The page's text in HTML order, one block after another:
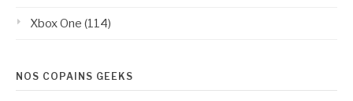
Xbox One (114)
NOS COPAINS GEEKS